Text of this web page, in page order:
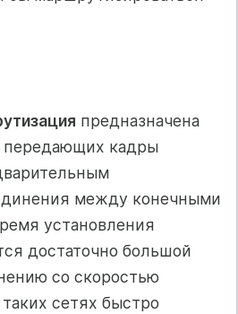
предназначена
передающих кадры
между конечными
установления
достаточно большой
со скоростью
сетях быстро